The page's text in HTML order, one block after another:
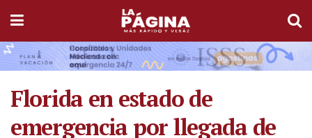
Florida en estado de
emergencia por llegada de